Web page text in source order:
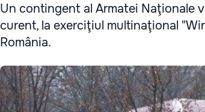
Un contingent al Armatei Naţionale
curent, la exerciţiul multinaţional
România.